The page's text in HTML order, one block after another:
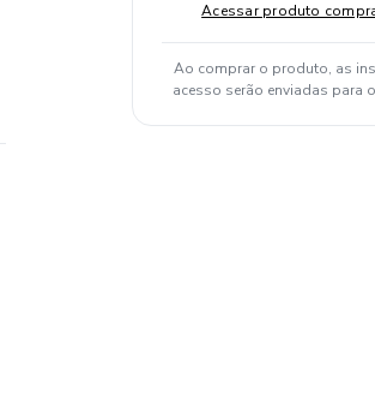
Acessar produto
Ao comprar o produto, as
acesso serão enviadas para